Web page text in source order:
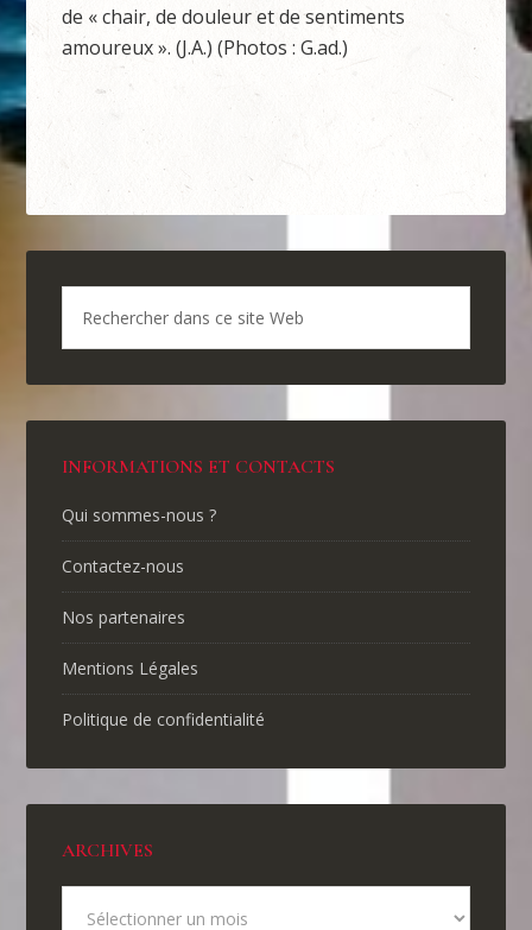
de « chair, de douleur et de sentiments
amoureux ». (J.A.) (Photos : G.ad.)
INFORMATIONS ET CONTACTS
Qui sommes-nous ?
Contactez-nous
Nos partenaires
Mentions Légales
Politique de confidentialité
ARCHIVES